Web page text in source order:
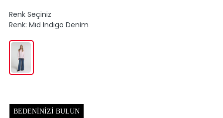
Renk Seçiniz
Renk: Mıd Indıgo Denim
BEDENINIZI BULUN